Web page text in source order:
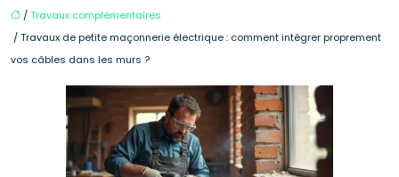
/Travaux complémentaires
/ Travaux de petite maçonnerie électrique : comment intégrer proprement
vos câbles dans les murs ?